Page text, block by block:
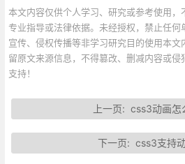
本文内容仅供个人学习、研究或参考使用，
专业指导或法律依据。未经授权，禁止任何
宣传、侵权传播等非学习研究目的使用本
留原文来源信息，不得篡改、删减内容或
支持！
上一页:css3动画怎
下一页:css3支持